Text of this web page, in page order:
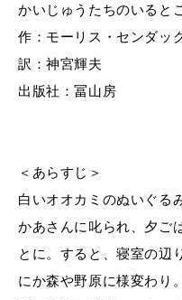
かいじゅうたちのいると
作：モーリス・センダッ
訳：神宮輝夫
出版社：冨山房
＜あらすじ＞
白いオオカミのぬいぐる
かあさんに叱られ、夕ご
とに。すると、寝室の辺
にか森や野原に様変わり